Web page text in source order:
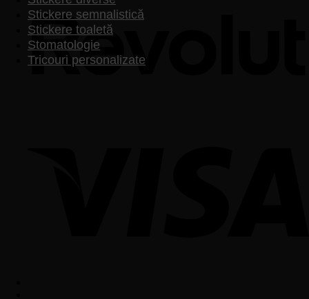
Stickere semnalistică
Stickere toaletă
Stomatologie
Tricouri personalizate